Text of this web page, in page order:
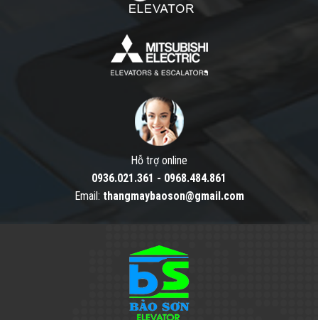
Hỗ trợ online
0936.021.361 - 0968.484.861
Email: thangmaybaoson@gmail.com